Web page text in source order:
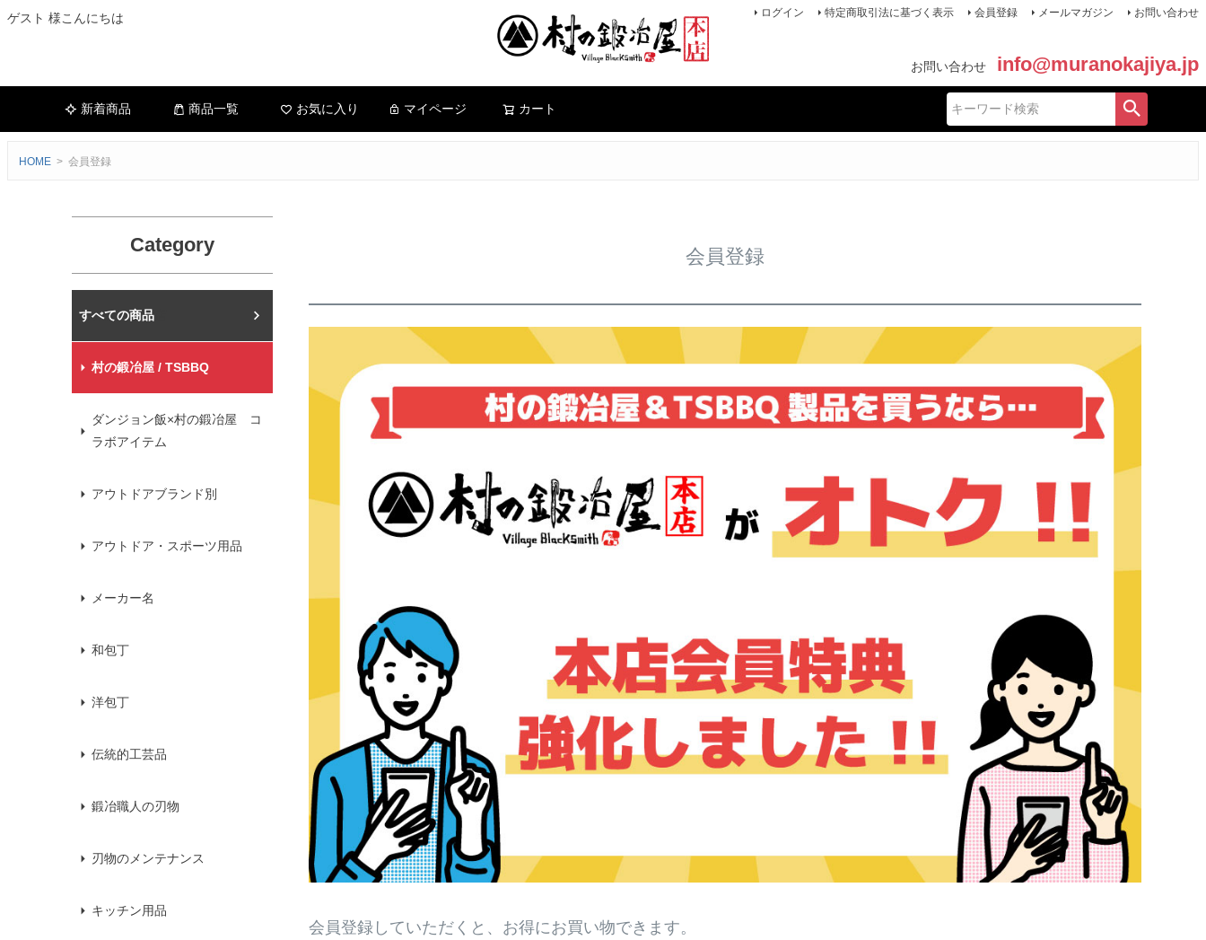
ゲスト 様こんにちは ログイン 特定商取引法に基づく表示 会員登録 メールマガジン お問い合わせ
お問い合わせ info@muranokajiya.jp
新着商品 商品一覧 お気に入り マイページ カート
HOME 会員登録
Category
村の鍛冶屋本店
村の鍛冶屋 / TSBBQ
ダンジョン飯×村の鍛冶屋 コ
ラボアイテム
アウトドアブランド別
アウトドア・スポーツ用品
メーカー名
和包丁
洋包丁
伝統的工芸品
鍛冶職人の刃物
刃物のメンテナンス
キッチン用品
会員登録
会員登録していただくと、お得にお買い物できます。